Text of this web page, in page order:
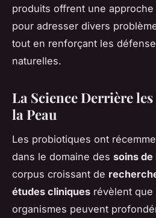
produits offrent une
pour adresser divers
tout en renforçant les
naturelles.
La Science Derrière
la Peau
Les probiotiques ont
dans le domaine des soins de
corpus croissant de
études cliniques révèlent
organismes peuvent